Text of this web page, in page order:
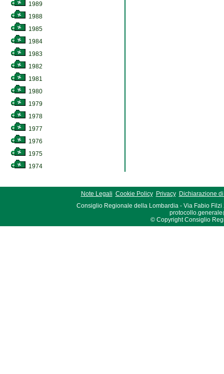
1989
1988
1985
1984
1983
1982
1981
1980
1979
1978
1977
1976
1975
1974
Note Legali Cookie Policy Privacy
Dichiarazione
Consiglio Regionale della Lombardia - Via Fabio Filzi
© Copyright Consiglio